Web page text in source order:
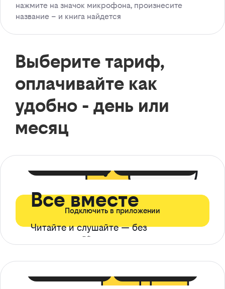
нажмите на значок микрофона, произнесите
название – и книга найдется
Выберите тариф,
оплачивайте как
удобно - день или
месяц
Все вместе
Читайте и слушайте — без
ограничений*
Подключить в приложении